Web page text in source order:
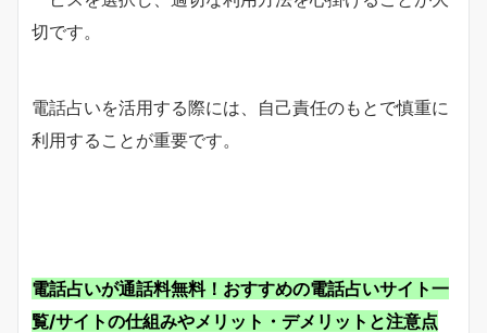
切です。
電話占いを活用する際には、自己責任のもとで慎重に
利用することが重要です。
電話占いが通話料無料！おすすめの電話占いサイト一
覧/サイトの仕組みやメリット・デメリットと注意点